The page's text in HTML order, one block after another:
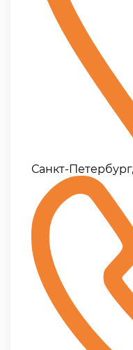
Санкт-